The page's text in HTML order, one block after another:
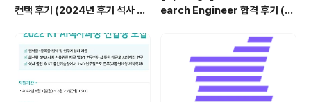
컨택 후기 (2024년 후기 석사 지
earch Engineer 합격 후기 (정